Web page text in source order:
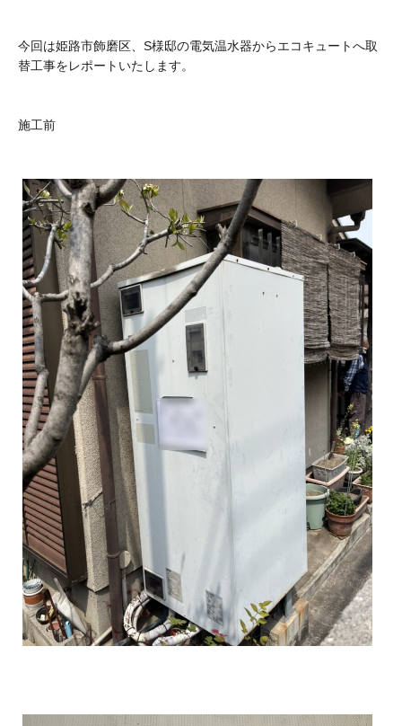
今回は姫路市飾磨区、S様邸の電気温水器からエコキュートへ取
替工事をレポートいたします。
施工前